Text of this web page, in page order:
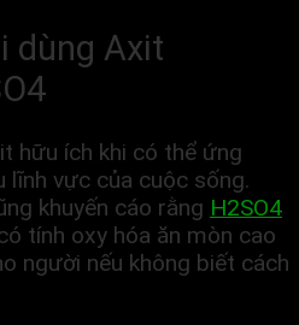
dùng Axit
hữu ích khi có thể ứng
lĩnh vực của cuộc sống.
khuyến cáo rằng H2SO4
tính oxy hóa ăn mòn cao
người nếu không biết cách